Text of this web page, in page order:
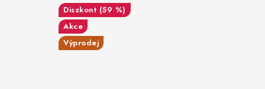
(59 %)
Akce
Výprodej